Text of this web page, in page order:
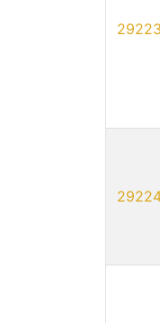
29223